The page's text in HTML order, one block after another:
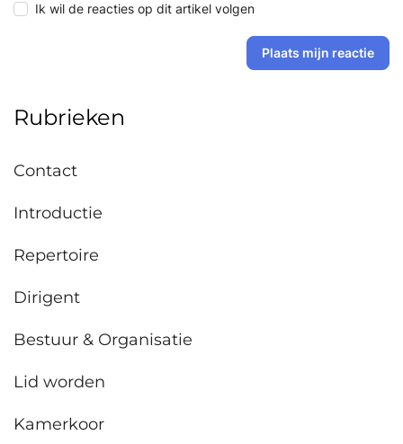
Ik wil de reacties op dit artikel volgen
Plaats mijn reactie
Rubrieken
Contact
Introductie
Repertoire
Dirigent
Bestuur & Organisatie
Lid worden
Kamerkoor